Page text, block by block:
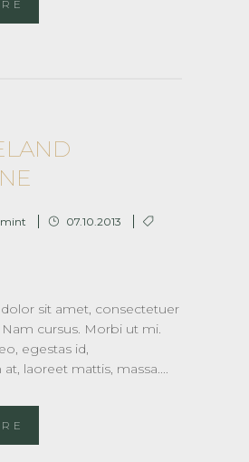
07.10.2013
sit amet, consectetuer
cursus. Morbi ut mi.
egestas id,
laoreet mattis, massa....